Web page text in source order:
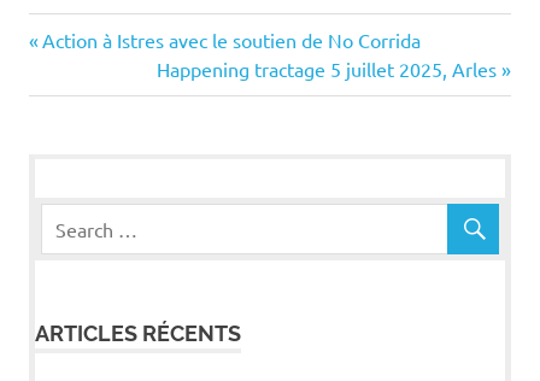
Navigation
de
Previous
Action à Istres avec le soutien de No Corrida
Next
Post:
Happening tractage 5 juillet 2025, Arles
ARTICLES RÉCENTS